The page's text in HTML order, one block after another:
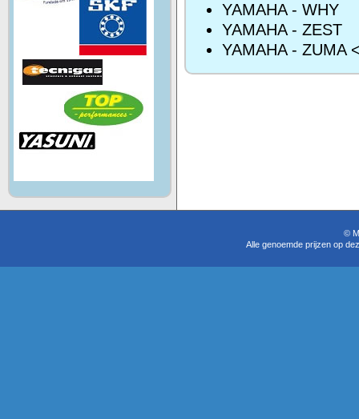
YAMAHA - WHY
YAMAHA - ZEST
YAMAHA - ZUMA
©
Alle genoemde prijzen op